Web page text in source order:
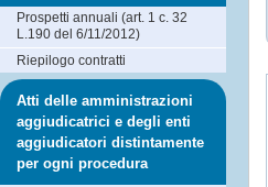
Prospetti annuali (art. 1 c. 32
L.190 del 6/11/2012)
Riepilogo contratti
Atti delle amministrazioni
aggiudicatrici e degli enti
aggiudicatori distintamente
per ogni procedura